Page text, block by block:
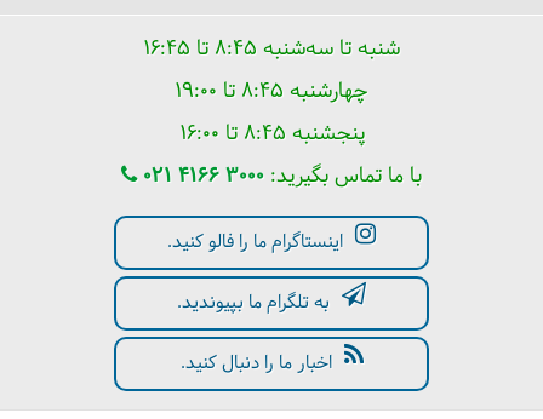
شنبه تا سه‌شنبه ۸:۴۵ تا ۱۶:۴۵
چهارشنبه ۸:۴۵ تا ۱۹:۰۰
پنجشنبه ۸:۴۵ تا ۱۶:۰۰
با ما تماس بگیرید: 021 4166 3000
اینستاگرام ما را فالو کنید.
به تلگرام ما بپیوندید.
اخبار ما را دنبال کنید.